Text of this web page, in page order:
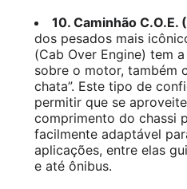
10. Caminhão C.O.E.
dos pesados mais
(Cab Over Engine) tem
sobre o motor, também
chata”. Este tipo de
permitir que se
comprimento do chassi
facilmente adaptável
aplicações, entre elas
e até ônibus.